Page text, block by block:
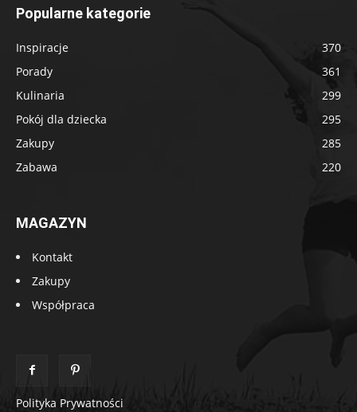
Popularne kategorie
Inspiracje
370
Porady
361
Kulinaria
299
Pokój dla dziecka
295
Zakupy
285
Zabawa
220
MAGAZYN
Kontakt
Zakupy
Współpraca
Polityka Prywatności